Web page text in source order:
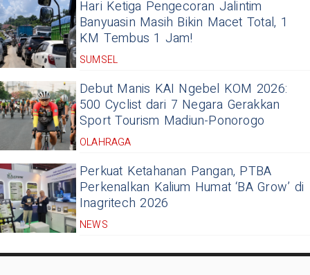
Hari Ketiga Pengecoran Jalintim
Banyuasin Masih Bikin Macet Total, 1
KM Tembus 1 Jam!
SUMSEL
Debut Manis KAI Ngebel KOM 2026:
500 Cyclist dari 7 Negara Gerakkan
Sport Tourism Madiun-Ponorogo
OLAHRAGA
Perkuat Ketahanan Pangan, PTBA
Perkenalkan Kalium Humat ‘BA Grow’ di
Inagritech 2026
NEWS